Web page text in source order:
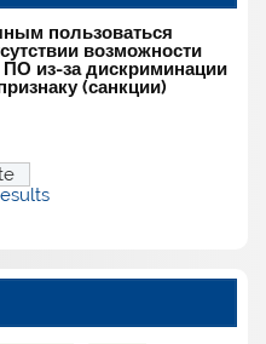
пользоваться
возможности
из-за дискриминации
(санкции)